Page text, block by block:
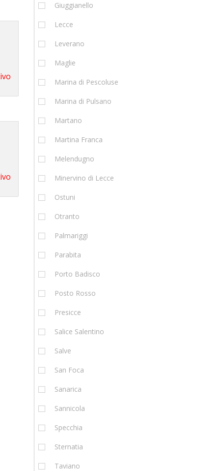
Giuggianello
Lecce
Leverano
Maglie
Marina di Pescoluse
Marina di Pulsano
Martano
Martina Franca
Melendugno
Minervino di Lecce
Ostuni
Otranto
Palmariggi
Parabita
Porto Badisco
Posto Rosso
Presicce
Salice Salentino
Salve
San Foca
Sanarica
Sannicola
Specchia
Sternatia
Taviano